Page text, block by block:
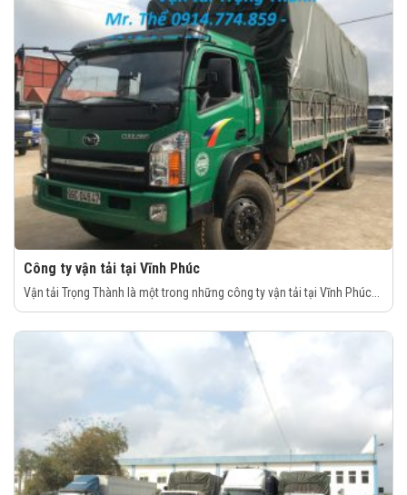
Công ty vận tải tại Vĩnh Phúc
Vận tải Trọng Thành là một trong những công ty vận tải tại Vĩnh Phúc...